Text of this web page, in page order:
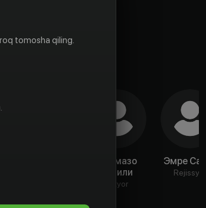
Томмазо
Базили
Aktyor
Эмре
Rejissyor
tomosha qiling.